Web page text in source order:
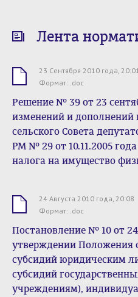
Лента
23 Сентября 2010 года,
Формат: .doc
Решение № 39 от 23
изменений и дополнений
сельского Совета
РМ № 29 от 10.11.2005
налога на имущество
24 Августа 2010 года, 20:08
Формат: .doc
Постановление № 10 от
утверждении Положения
субсидий юридическим
субсидий
учреждениям),